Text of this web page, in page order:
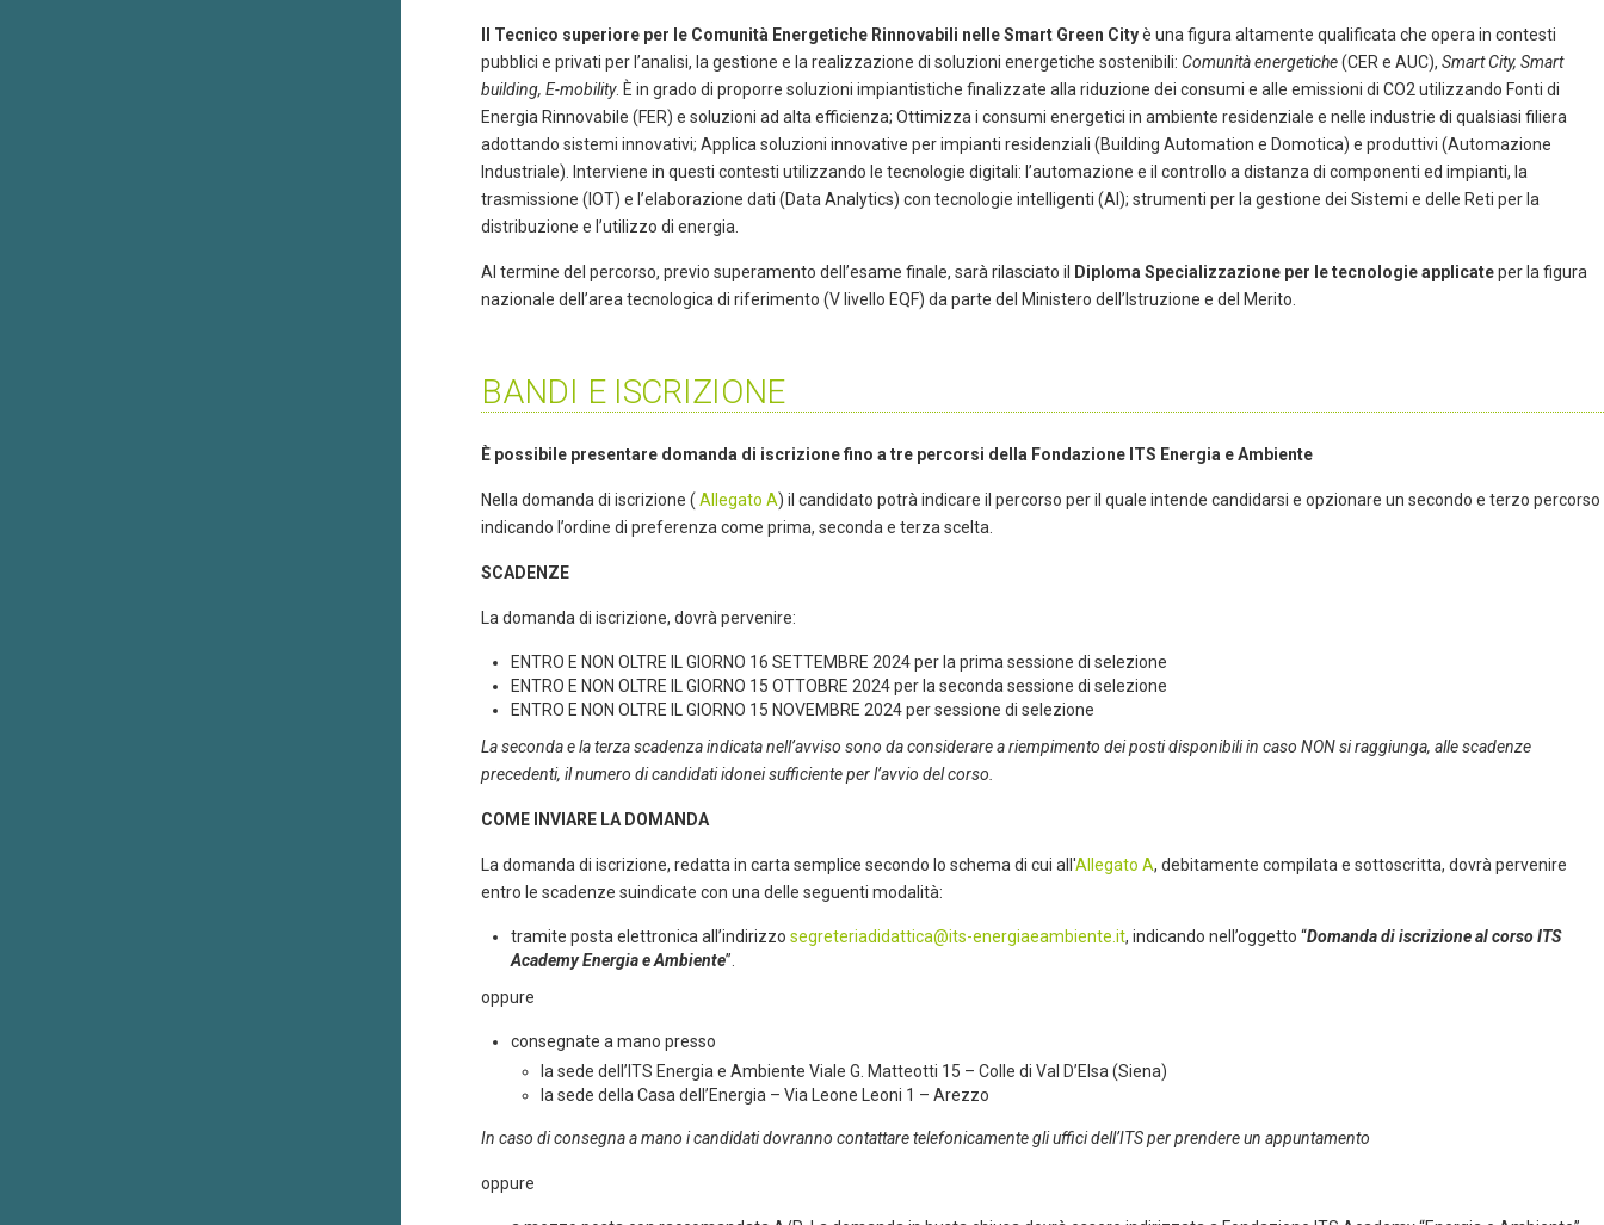
Il Tecnico superiore per le Comunità Energetiche Rinnovabili nelle Smart Green Cityè una figura altamente qualificata che opera in contesti
pubblici e privati per l’analisi, la gestione e la realizzazione di soluzioni energetiche sostenibili:Comunità energetiche(CER e AUC),Smart City, Smart
building, E-mobility. È in grado di proporre soluzioni impiantistiche finalizzate alla riduzione dei consumi e alle emissioni di CO2 utilizzando Fonti di
Energia Rinnovabile (FER) e soluzioni ad alta efficienza; Ottimizza i consumi energetici in ambiente residenziale e nelle industrie di qualsiasi filiera
adottando sistemi innovativi; Applica soluzioni innovative per impianti residenziali (Building Automation e Domotica) e produttivi (Automazione
Industriale). Interviene in questi contesti utilizzando le tecnologie digitali: l’automazione e il controllo a distanza di componenti ed impianti, la
trasmissione (IOT) e l’elaborazione dati (Data Analytics) con tecnologie intelligenti (AI); strumenti per la gestione dei Sistemi e delle Reti per la
distribuzione e l’utilizzo di energia.
Al termine del percorso, previo superamento dell’esame finale, sarà rilasciato il Diploma Specializzazione per le tecnologie applicateper la figura
nazionale dell’area tecnologica di riferimento (V livello EQF) da parte del Ministero dell’Istruzione e del Merito.
BANDI E ISCRIZIONE
È possibile presentare domanda di iscrizione fino a tre percorsi della Fondazione ITS Energia e Ambiente
Nella domanda di iscrizione ( Allegato A) il candidato potrà indicare il percorso per il quale intende candidarsi e opzionare un secondo e terzo percorso
indicando l’ordine di preferenza come prima, seconda e terza scelta.
SCADENZE
La domanda di iscrizione, dovrà pervenire:
ENTRO E NON OLTRE IL GIORNO 16 SETTEMBRE 2024 per la prima sessione di selezione
ENTRO E NON OLTRE IL GIORNO 15 OTTOBRE 2024 per la seconda sessione di selezione
ENTRO E NON OLTRE IL GIORNO 15 NOVEMBRE 2024 per sessione di selezione
La seconda e la terza scadenza indicata nell’avviso sono da considerare a riempimento dei posti disponibili in caso NON si raggiunga, alle scadenze
precedenti, il numero di candidati idonei sufficiente per l’avvio del corso.
COME INVIARE LA DOMANDA
La domanda di iscrizione, redatta in carta semplice secondo lo schema di cui all'Allegato A, debitamente compilata e sottoscritta, dovrà pervenire
entro le scadenze suindicate con una delle seguenti modalità:
tramite posta elettronica all’indirizzosegreteriadidattica@its-energiaeambiente.it, indicando nell’oggetto “Domanda di iscrizione al corso ITS
Academy Energia e Ambiente”.
oppure
consegnate a mano presso
la sede dell’ITS Energia e Ambiente Viale G. Matteotti 15 – Colle di Val D’Elsa (Siena)
la sede della Casa dell’Energia – Via Leone Leoni 1 – Arezzo
In caso di consegna a mano i candidati dovranno contattare telefonicamente gli uffici dell’ITS per prendere un appuntamento
oppure